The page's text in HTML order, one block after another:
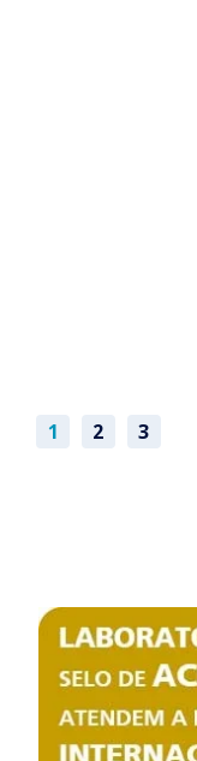
1 2 3